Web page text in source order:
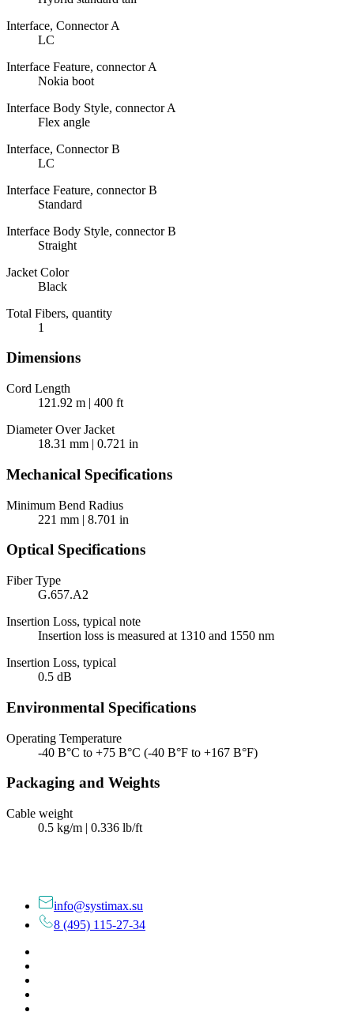
Interface, Connector A
LC
Interface Feature, connector A
Nokia boot
Interface Body Style, connector A
Flex angle
Interface, Connector B
LC
Interface Feature, connector B
Standard
Interface Body Style, connector B
Straight
Jacket Color
Black
Total Fibers, quantity
1
Dimensions
Cord Length
121.92 m | 400 ft
Diameter Over Jacket
18.31 mm | 0.721 in
Mechanical Specifications
Minimum Bend Radius
221 mm | 8.701 in
Optical Specifications
Fiber Type
G.657.A2
Insertion Loss, typical note
Insertion loss is measured at 1310 and 1550 nm
Insertion Loss, typical
0.5 dB
Environmental Specifications
Operating Temperature
-40 В°C to +75 В°C (-40 В°F to +167 В°F)
Packaging and Weights
Cable weight
0.5 kg/m | 0.336 lb/ft
info@systimax.su
8 (495) 115-27-34